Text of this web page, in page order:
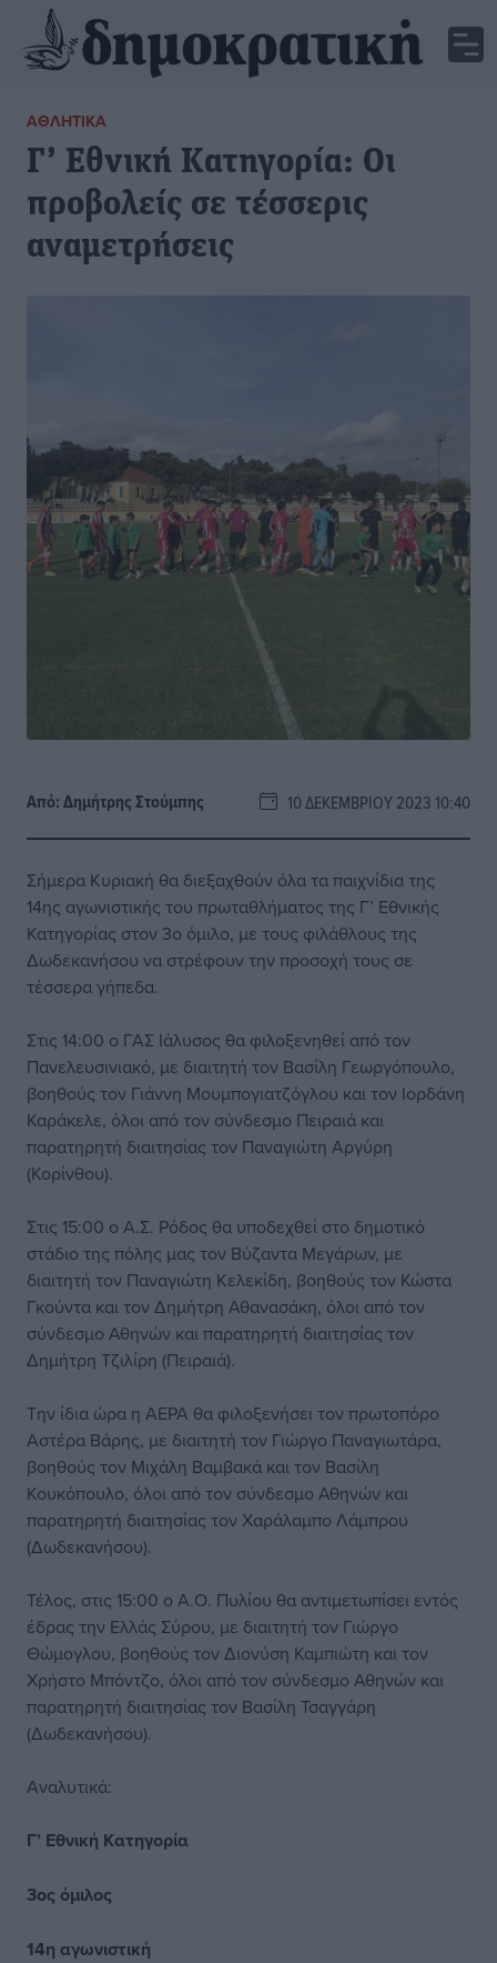
ΑΘΛΗΤΙΚΆ
Γ’ Εθνική Κατηγορία: Οι
προβολείς σε τέσσερις
αναμετρήσεις
Από:Δημήτρης Στούμπης 10 ΔΕΚΕΜΒΡΊΟΥ 2023 10:40
Σήμερα Κυριακή θα διεξαχθούν όλα τα παιχνίδια της
14ης αγωνιστικής του πρωταθλήματος της Γ’ Εθνικής
Κατηγορίας στον 3ο όμιλο, με τους φιλάθλους της
Δωδεκανήσου να στρέφουν την προσοχή τους σε
τέσσερα γήπεδα.
Στις 14:00 ο ΓΑΣ Ιάλυσος θα φιλοξενηθεί από τον
Πανελευσινιακό, με διαιτητή τον Βασίλη Γεωργόπουλο,
βοηθούς τον Γιάννη Μουμπογιατζόγλου και τον Ιορδάνη
Καράκελε, όλοι από τον σύνδεσμο Πειραιά και
παρατηρητή διαιτησίας τον Παναγιώτη Αργύρη
(Κορίνθου).
Στις 15:00 ο Α.Σ. Ρόδος θα υποδεχθεί στο δημοτικό
στάδιο της πόλης μας τον Βύζαντα Μεγάρων, με
διαιτητή τον Παναγιώτη Κελεκίδη, βοηθούς τον Κώστα
Γκούντα και τον Δημήτρη Αθανασάκη, όλοι από τον
σύνδεσμο Αθηνών και παρατηρητή διαιτησίας τον
Δημήτρη Τζιλίρη (Πειραιά).
Την ίδια ώρα η ΑΕΡΑ θα φιλοξενήσει τον πρωτοπόρο
Αστέρα Βάρης, με διαιτητή τον Γιώργο Παναγιωτάρα,
βοηθούς τον Μιχάλη Βαμβακά και τον Βασίλη
Κουκόπουλο, όλοι από τον σύνδεσμο Αθηνών και
παρατηρητή διαιτησίας τον Χαράλαμπο Λάμπρου
(Δωδεκανήσου).
Τέλος, στις 15:00 ο Α.Ο. Πυλίου θα αντιμετωπίσει εντός
έδρας την Ελλάς Σύρου, με διαιτητή τον Γιώργο
Θώμογλου, βοηθούς τον Διονύση Καμπιώτη και τον
Χρήστο Μπόντζο, όλοι από τον σύνδεσμο Αθηνών και
παρατηρητή διαιτησίας τον Βασίλη Τσαγγάρη
(Δωδεκανήσου).
Αναλυτικά:
Γ’ Εθνική Κατηγορία
3ος όμιλος
14η αγωνιστική